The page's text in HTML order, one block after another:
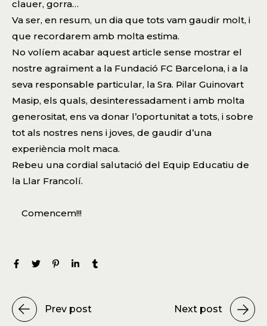
clauer, gorra…
Va ser, en resum, un dia que tots vam gaudir molt, i
que recordarem amb molta estima.
No volíem acabar aquest article sense mostrar el
nostre agraïment a la Fundació FC Barcelona, i a la
seva responsable particular, la Sra. Pilar Guinovart
Masip, els quals, desinteressadament i amb molta
generositat, ens va donar l’oportunitat a tots, i sobre
tot als nostres nens i joves, de gaudir d’una
experiència molt maca.
Rebeu una cordial salutació del Equip Educatiu de
la Llar Francolí.
Comencem!!!
Prev post Next post